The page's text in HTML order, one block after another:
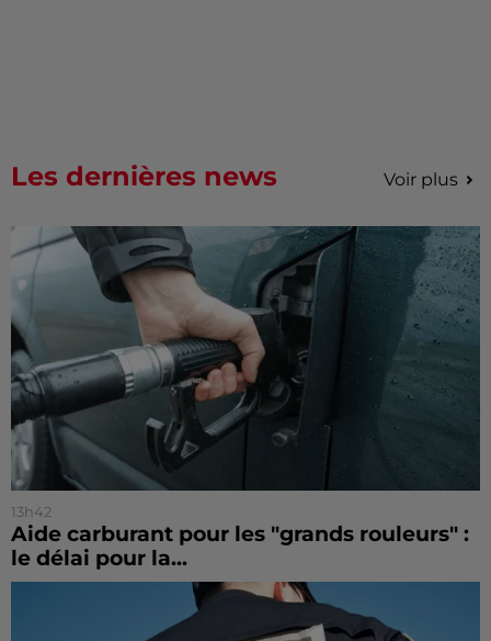
Les dernières news Voir plus
13h42
Aide carburant pour les "grands rouleurs" :
le délai pour la...